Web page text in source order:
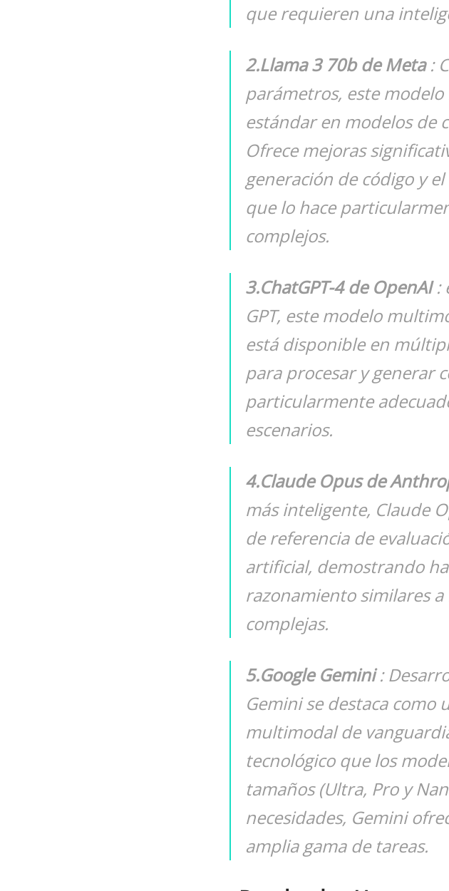
que requieren una
2.Llama 3 70b de Meta:
parámetros, este
estándar en modelos de
Ofrece mejoras
generación de código y
que lo hace
complejos.
3.ChatGPT-4 de OpenAI:
GPT, este modelo
está disponible en
para procesar y generar
particularmente
escenarios.
4.Claude Opus de
más inteligente, Claude
de referencia de
artificial, demostrando
razonamiento similares
complejas.
5.Google Gemini:
Gemini se destaca como
multimodal de
tecnológico que los
tamaños (Ultra, Pro y
necesidades, Gemini
amplia gama de tareas.